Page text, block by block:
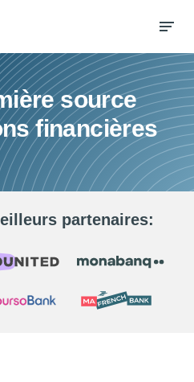
source
financières
partenaires: